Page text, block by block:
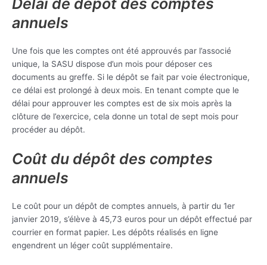
Délai de dépôt des comptes
annuels
Une fois que les comptes ont été approuvés par l’associé
unique, la SASU dispose d’un mois pour déposer ces
documents au greffe. Si le dépôt se fait par voie électronique,
ce délai est prolongé à deux mois. En tenant compte que le
délai pour approuver les comptes est de six mois après la
clôture de l’exercice, cela donne un total de sept mois pour
procéder au dépôt.
Coût du dépôt des comptes
annuels
Le coût pour un dépôt de comptes annuels, à partir du 1er
janvier 2019, s’élève à 45,73 euros pour un dépôt effectué par
courrier en format papier. Les dépôts réalisés en ligne
engendrent un léger coût supplémentaire.